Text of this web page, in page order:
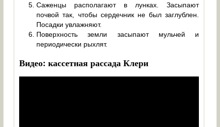
Саженцы располагают в лунках. Засыпают
почвой так, чтобы сердечник не был заглублен.
Посадки увлажняют.
Поверхность земли засыпают мульчей и
периодически рыхлят.
Видео: кассетная рассада Клери